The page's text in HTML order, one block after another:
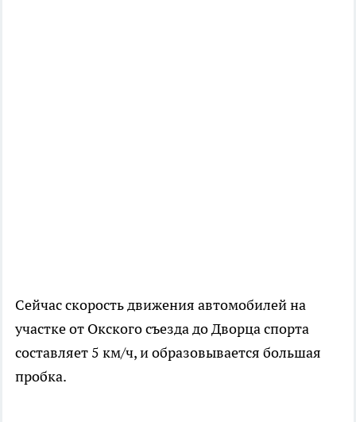
Сейчас скорость движения автомобилей на
участке от Окского съезда до Дворца спорта
составляет 5 км/ч, и образовывается большая
пробка.